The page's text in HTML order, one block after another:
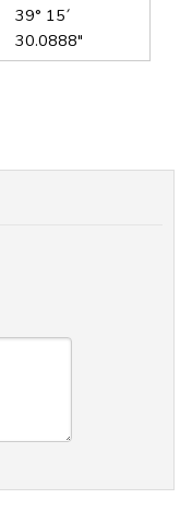
39° 15´
30.0888"